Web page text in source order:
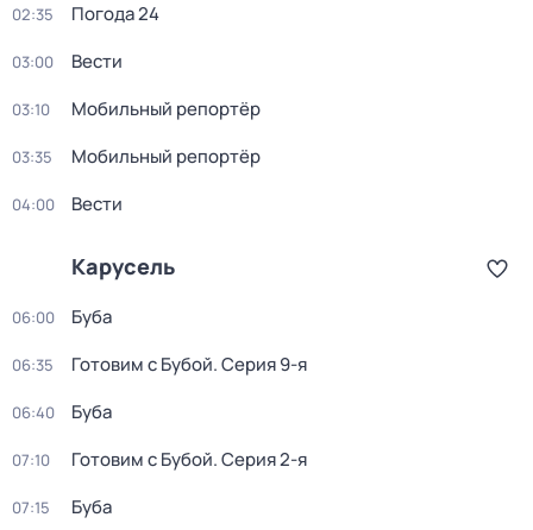
02:35 Погода 24
03:00 Вести
03:10 Мобильный репортёр
03:35 Мобильный репортёр
04:00 Вести
Карусель
06:00 Буба
06:35 Готовим с Бубой. Серия 9-я
06:40 Буба
07:10 Готовим с Бубой. Серия 2-я
07:15 Буба